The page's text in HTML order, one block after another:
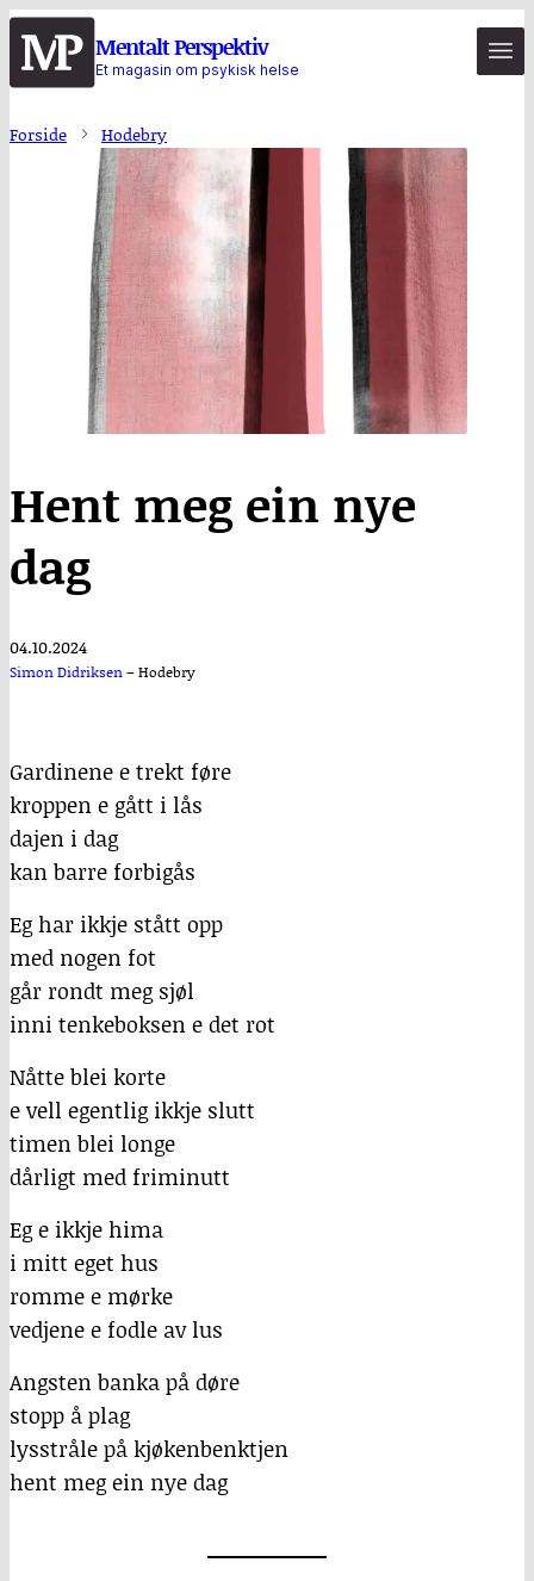
Hopp
til
hovedinnhold
Mentalt Perspektiv
Et magasin om psykisk helse
Forside Hodebry
Hent meg ein nye
dag
04.10.2024
Simon Didriksen–Hodebry
Gardinene e trekt føre
kroppen e gått i lås
dajen i dag
kan barre forbigås
Eg har ikkje stått opp
med nogen fot
går rondt meg sjøl
inni tenkeboksen e det rot
Nåtte blei korte
e vell egentlig ikkje slutt
timen blei longe
dårligt med friminutt
Eg e ikkje hima
i mitt eget hus
romme e mørke
vedjene e fodle av lus
Angsten banka på døre
stopp å plag
lysstråle på kjøkenbenktjen
hent meg ein nye dag